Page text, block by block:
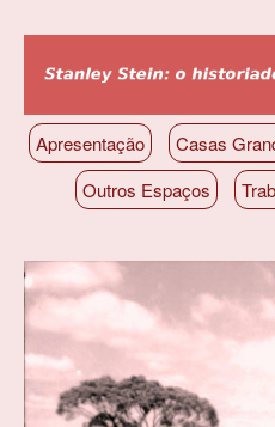
para
conteúdo
Apresentação Casas
Outros Espaços